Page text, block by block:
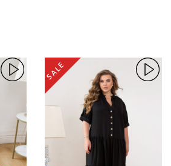
SALE